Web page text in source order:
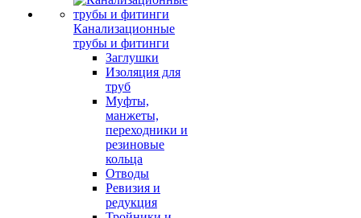
Канализационные
трубы и фитинги
Заглушки
Изоляция для
труб
Муфты,
манжеты,
переходники и
резиновые
кольца
Отводы
Ревизия и
редукция